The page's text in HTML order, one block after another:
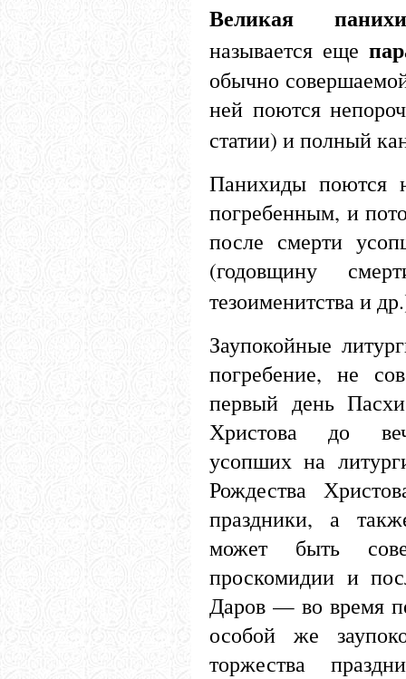
Великая
называется еще
обычно
ней поются
статии) и полный
Панихиды поются
погребенным, и
после смерти
(годовщину
тезоименитства и
Заупокойные
погребение, не
первый день
Христова до
усопших на
Рождества
праздники, а
может быть
проскомидии и
Даров — во время
особой же
торжества